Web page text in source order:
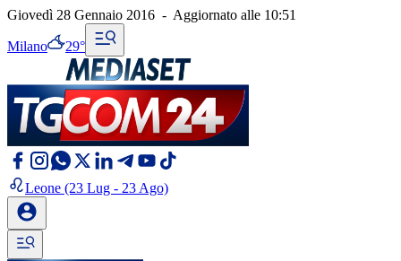
Giovedì 28 Gennaio 2016 - Aggiornato alle 10:51
Milano 29°
Leone (23 Lug - 23 Ago)